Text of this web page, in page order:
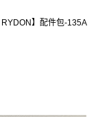
RYDON】配件包-135A